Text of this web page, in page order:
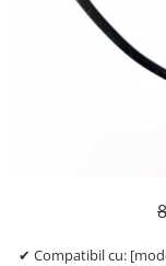
Manete de frana
https://
Suruburi
✔ Compatibil cu: